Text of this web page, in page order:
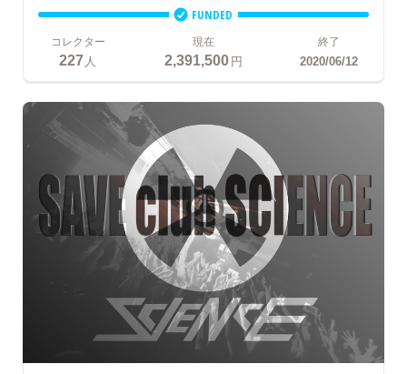
FUNDED
コレクター
227人
現在
2,391,500円
終了
2020/06/12